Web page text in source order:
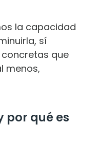
la capacidad
sí
que
menos,
por qué es